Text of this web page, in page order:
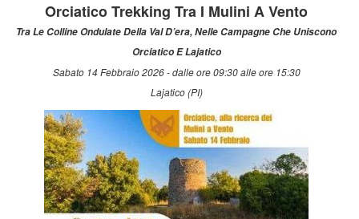
Orciatico Trekking Tra I Mulini A Vento
Tra Le Colline Ondulate Della Val D’era, Nelle Campagne Che Uniscono
Orciatico E Lajatico
Sabato 14 Febbraio 2026 - dalle ore 09:30 alle ore 15:30
Lajatico (PI)